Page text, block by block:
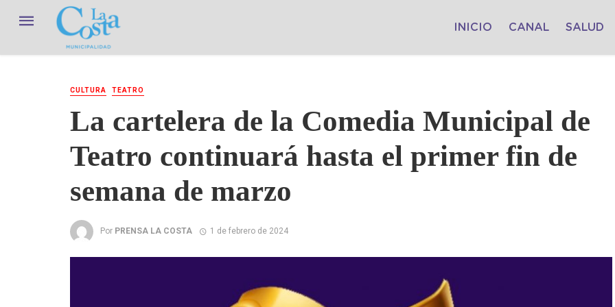
INICIO CANAL SALUD
CULTURA TEATRO
La cartelera de la Comedia Municipal de
Teatro continuará hasta el primer fin de
semana de marzo
Por PRENSA LA COSTA 1 de febrero de 2024